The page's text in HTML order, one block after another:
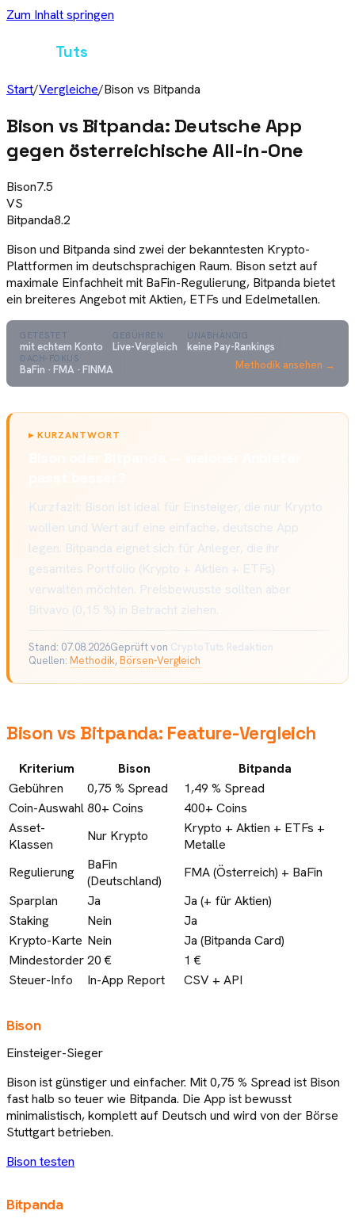
Zum Inhalt springen
Tuts
Start/Vergleiche/Bison vs Bitpanda
Bison vs Bitpanda: Deutsche App
gegen österreichische All-in-One
Bison7.5
VS
Bitpanda8.2
Bison und Bitpanda sind zwei der bekanntesten Krypto-
Plattformen im deutschsprachigen Raum. Bison setzt auf
maximale Einfachheit mit BaFin-Regulierung, Bitpanda bietet
ein breiteres Angebot mit Aktien, ETFs und Edelmetallen.
GETESTET
mit echtem Konto
GEBÜHREN
Live-Vergleich
UNABHÄNGIG
keine Pay-Rankings
DACH-FOKUS
BaFin · FMA · FINMA Methodik ansehen →
▸KURZANTWORT
Kurzfazit: Bison ist ideal für Einsteiger, die nur Krypto
wollen und Wert auf eine einfache, deutsche App
legen. Bitpanda eignet sich für Anleger, die ihr
gesamtes Portfolio (Krypto + Aktien + ETFs)
verwalten möchten. Preisbewusste sollten aber
Bitvavo (0,15 %) in Betracht ziehen.
Stand: 07.08.2026Geprüft von CryptoTuts Redaktion
Quellen: Methodik,Börsen-Vergleich
Bison vs Bitpanda: Feature-Vergleich
Kriterium Bison
Bitpanda
Gebühren
0,75 % Spread
1,49 % Spread
Coin-Auswahl80+ Coins
400+ Coins
Asset-
Klassen
Nur Krypto
Krypto + Aktien + ETFs +
Metalle
Regulierung
BaFin
(Deutschland)
FMA (Österreich) + BaFin
Sparplan
Ja
Ja (+ für Aktien)
Staking
Nein
Ja
Krypto-Karte Nein
Ja (Bitpanda Card)
Mindestorder20 €
1 €
Steuer-Info
In-App Report CSV + API
Bison
Einsteiger-Sieger
Bison ist günstiger und einfacher. Mit 0,75 % Spread ist Bison
fast halb so teuer wie Bitpanda. Die App ist bewusst
minimalistisch, komplett auf Deutsch und wird von der Börse
Stuttgart betrieben.
Bison testen
Bitpanda